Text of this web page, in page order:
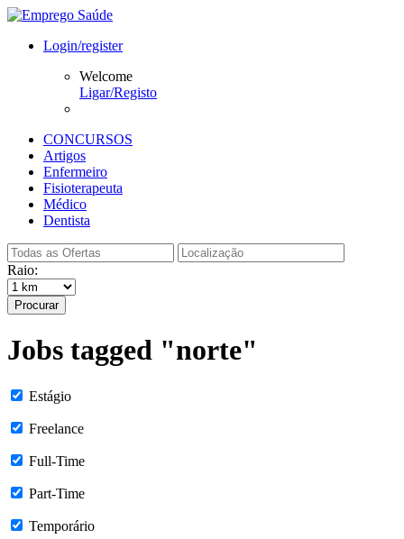
Login/register
Welcome
Ligar/Registo
CONCURSOS
Artigos
Enfermeiro
Fisioterapeuta
Médico
Dentista
Raio:
Procurar
Jobs tagged "norte"
Estágio
Freelance
Full-Time
Part-Time
Temporário